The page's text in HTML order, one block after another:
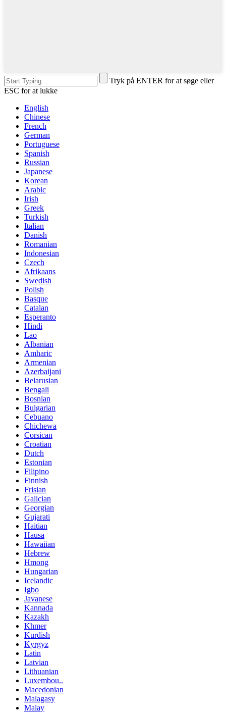
Tryk på ENTER for at søge eller
ESC for at lukke
English
Chinese
French
German
Portuguese
Spanish
Russian
Japanese
Korean
Arabic
Irish
Greek
Turkish
Italian
Danish
Romanian
Indonesian
Czech
Afrikaans
Swedish
Polish
Basque
Catalan
Esperanto
Hindi
Lao
Albanian
Amharic
Armenian
Azerbaijani
Belarusian
Bengali
Bosnian
Bulgarian
Cebuano
Chichewa
Corsican
Croatian
Dutch
Estonian
Filipino
Finnish
Frisian
Galician
Georgian
Gujarati
Haitian
Hausa
Hawaiian
Hebrew
Hmong
Hungarian
Icelandic
Igbo
Javanese
Kannada
Kazakh
Khmer
Kurdish
Kyrgyz
Latin
Latvian
Lithuanian
Luxembou..
Macedonian
Malagasy
Malay